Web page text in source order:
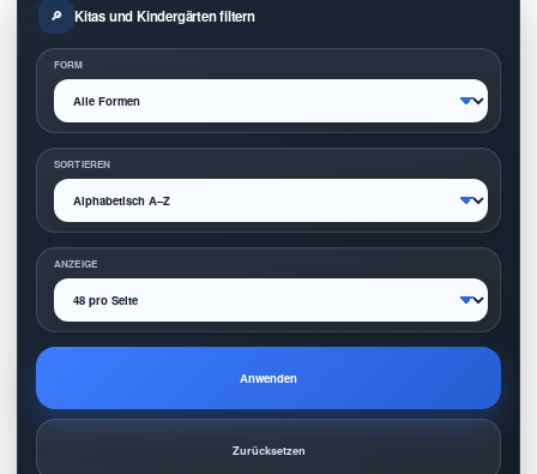
Kitas und Kindergärten filtern
FORM
SORTIEREN
ANZEIGE
Anwenden
Zurücksetzen